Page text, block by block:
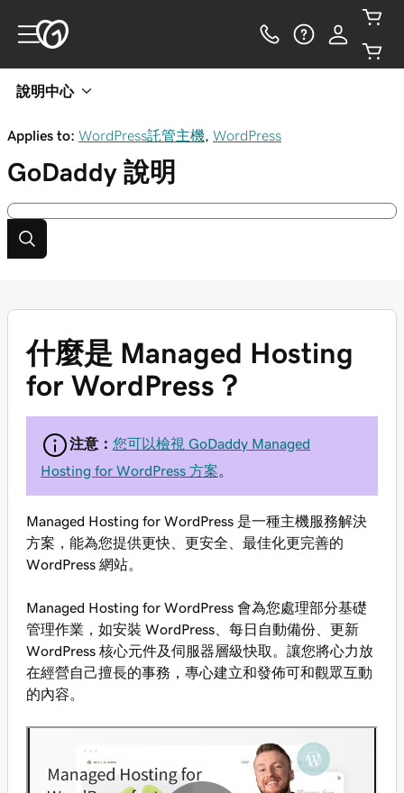
說明中心
Applies to: WordPress託管主機 WordPress
GoDaddy 說明
什麼是 Managed Hosting
for WordPress？
注意： 您可以檢視 GoDaddy Managed
Hosting for WordPress 方案
Managed Hosting for WordPress 是一種主機服務解決
方案，能為您提供更快、更安全、最佳化更完善的
WordPress 網站。
Managed Hosting for WordPress 會為您處理部分基礎
管理作業，如安裝 WordPress、每日自動備份、更新
WordPress 核心元件及伺服器層級快取。讓您將心力放
在經營自己擅長的事務，專心建立和發佈可和觀眾互動
的內容。